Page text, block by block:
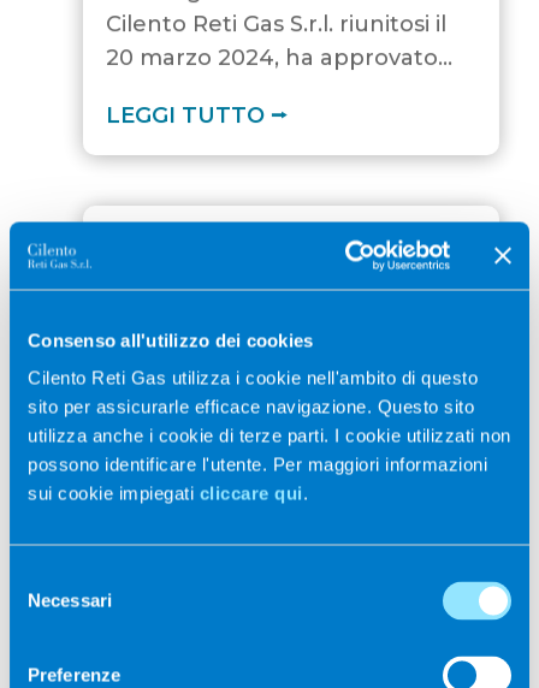
Consenso all'utilizzo dei cookies
Cilento Reti Gas utilizza i cookie nell'ambito di questo
sito per assicurarle efficace navigazione. Questo sito
utilizza anche i cookie di terze parti. I cookie utilizzati non
possono identificare l'utente. Per maggiori informazioni
sui cookie impiegati cliccare qui.
delNecessari
Preferenze
Cilento Reti Gas S.r.l. riunitosi il
20 marzo 2024, ha approvato
Organizzazione, Gestione e
Controllo
LEGGI TUTTO ⭢
Aggiornamento del Modello
di Organizzazione, Gestione
e Controllo di Cilento Reti
Cilento Reti Gas S.r.l. riunitosi il